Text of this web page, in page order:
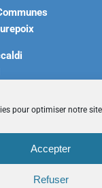
pour optimiser notre
Accepter
Refuser
|Mentions légales